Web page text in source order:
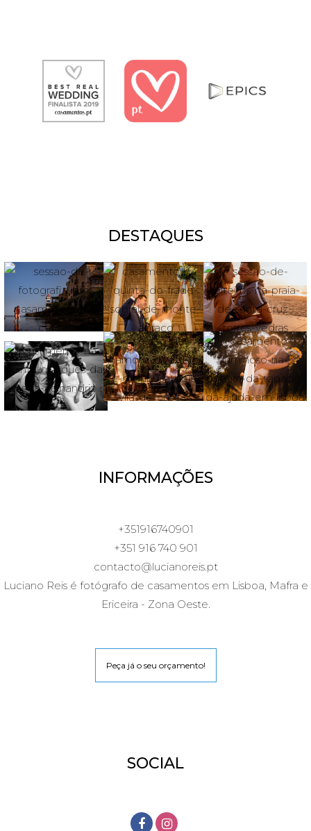
DESTAQUES
INFORMAÇÕES
+351916740901
+351 916 740 901
contacto@lucianoreis.pt
Luciano Reis é fotógrafo de casamentos em Lisboa, Mafra e
Ericeira - Zona Oeste.
Peça já o seu orçamento!
SOCIAL